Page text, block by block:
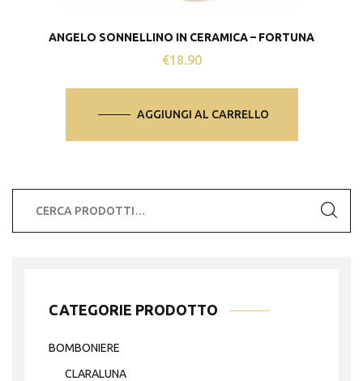
ANGELO SONNELLINO IN CERAMICA – FORTUNA
€18.90
AGGIUNGI AL CARRELLO
CATEGORIE PRODOTTO
BOMBONIERE
CLARALUNA